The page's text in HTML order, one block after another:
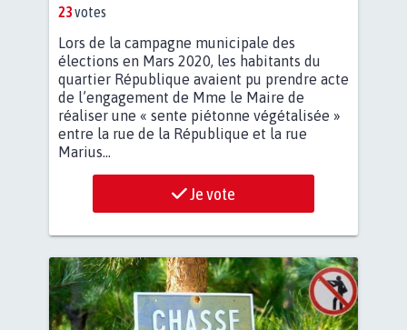
23votes
Lors de la campagne municipale des
élections en Mars 2020, les habitants du
quartier République avaient pu prendre acte
de l’engagement de Mme le Maire de
réaliser une « sente piétonne végétalisée »
entre la rue de la République et la rue
Marius...
Je vote